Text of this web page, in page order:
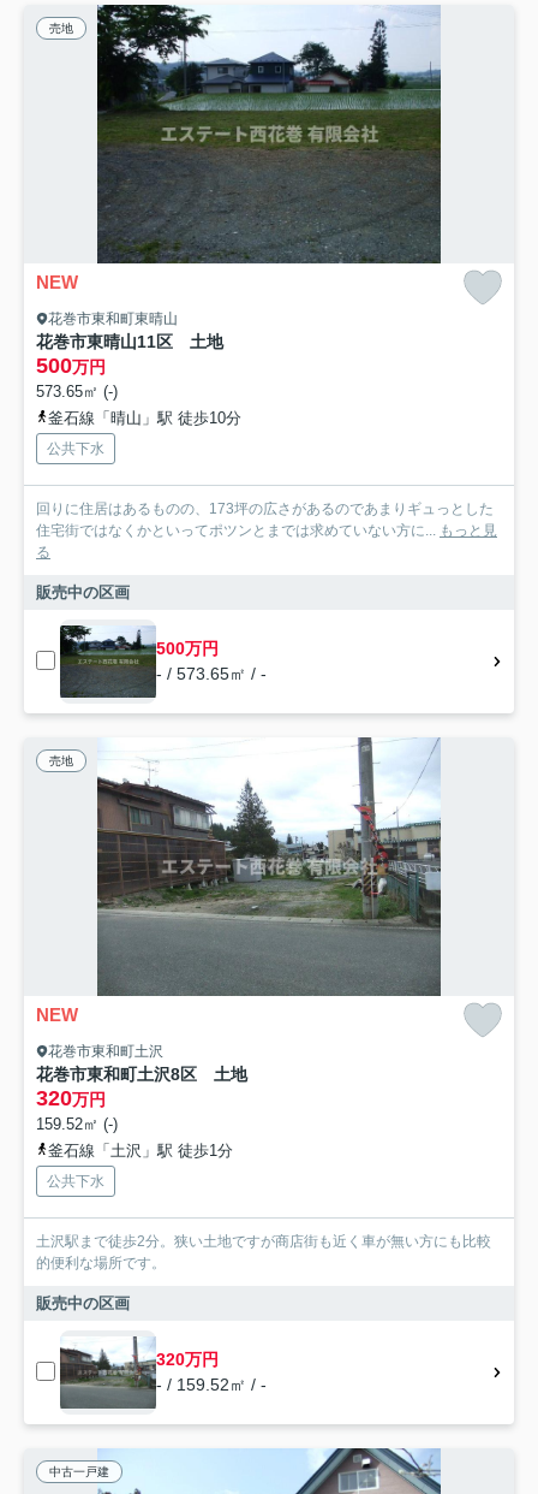
売地
NEW
花巻市東和町東晴山
花巻市東晴山11区 土地
500万円
573.65㎡ (-)
釜石線「晴山」駅 徒歩10分
公共下水
回りに住居はあるものの、173坪の広さがあるのであまりギュっとした
住宅街ではなくかといってポツンとまでは求めていない方に...
もっと見
る
販売中の区画
500万円
- / 573.65㎡ / -
売地
NEW
花巻市東和町土沢
花巻市東和町土沢8区 土地
320万円
159.52㎡ (-)
釜石線「土沢」駅 徒歩1分
公共下水
土沢駅まで徒歩2分。狭い土地ですが商店街も近く車が無い方にも比較
的便利な場所です。
販売中の区画
320万円
- / 159.52㎡ / -
中古一戸建